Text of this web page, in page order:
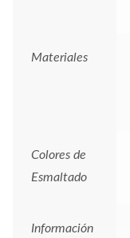
Materiales
Colores de
Esmaltado
Información